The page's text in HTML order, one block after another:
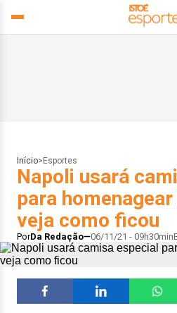
Início> Esportes
Napoli usará
para
veja como ficou
PorDa Redação 06/11/21 - 09h30min